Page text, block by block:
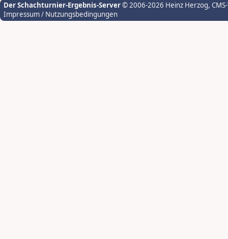
Der Schachturnier-Ergebnis-Server© 2006-2026 Heinz Herzog,
Impressum / Nutzungsbedingungen